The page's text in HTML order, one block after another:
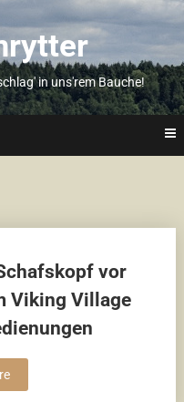
in uns'rem Bauche!
vor
Viking Village